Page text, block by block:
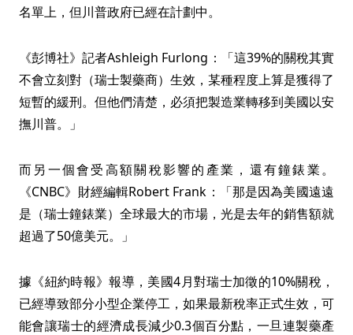
名單上，但川普政府已經在計劃中。
《彭博社》記者Ashleigh Furlong：「這39%的關稅其實
不會立刻對（瑞士製藥商）生效，某種程度上算是獲得了
短暫的緩刑。但他們清楚，必須把製造業轉移到美國以安
撫川普。」
而另一個會受高額關稅影響的產業，還有鐘錶業。
《CNBC》財經編輯Robert Frank：「那是因為美國遠遠
是（瑞士鐘錶業）全球最大的市場，光是去年的銷售額就
超過了50億美元。」
據《紐約時報》報導，美國4月對瑞士加徵的10%關稅，
已經導致部分小型企業停工，如果最新稅率正式生效，可
能會讓瑞士的經濟成長減少0.3個百分點，一旦連製藥產